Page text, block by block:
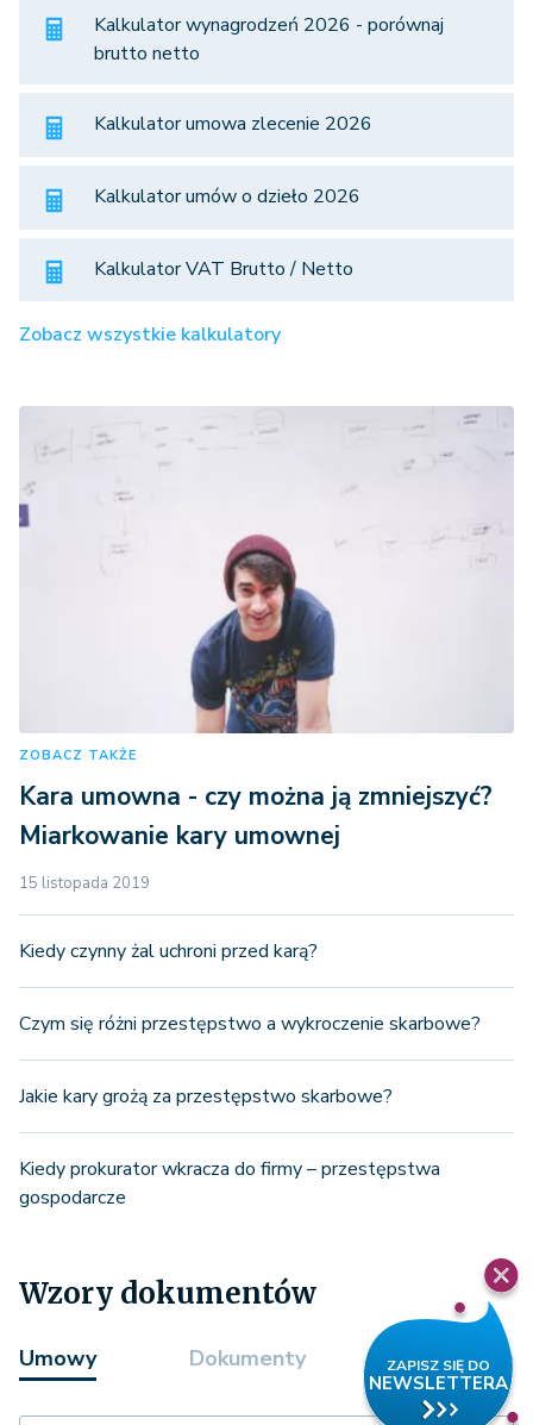
Kalkulator wynagrodzeń 2026 - porównaj
brutto netto
Kalkulator umowa zlecenie 2026
Kalkulator umów o dzieło 2026
Kalkulator VAT Brutto / Netto
Zobacz wszystkie kalkulatory
ZOBACZ TAKŻE
Kara umowna - czy można ją zmniejszyć?
Miarkowanie kary umownej
15 listopada 2019
Kiedy czynny żal uchroni przed karą?
Czym się różni przestępstwo a wykroczenie skarbowe?
Jakie kary grożą za przestępstwo skarbowe?
Kiedy prokurator wkracza do firmy – przestępstwa
gospodarcze
Wzory dokumentów
Umowy Dokumenty Formularze